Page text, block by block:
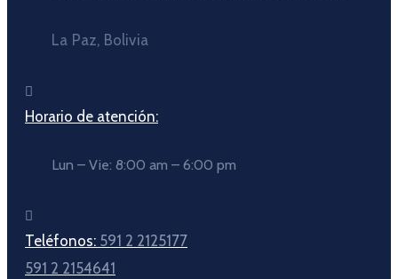
La Paz, Bolivia
Horario de atención:
Lun – Vie: 8:00 am – 6:00 pm
Teléfonos: 591 2 2125177
591 2 2154641